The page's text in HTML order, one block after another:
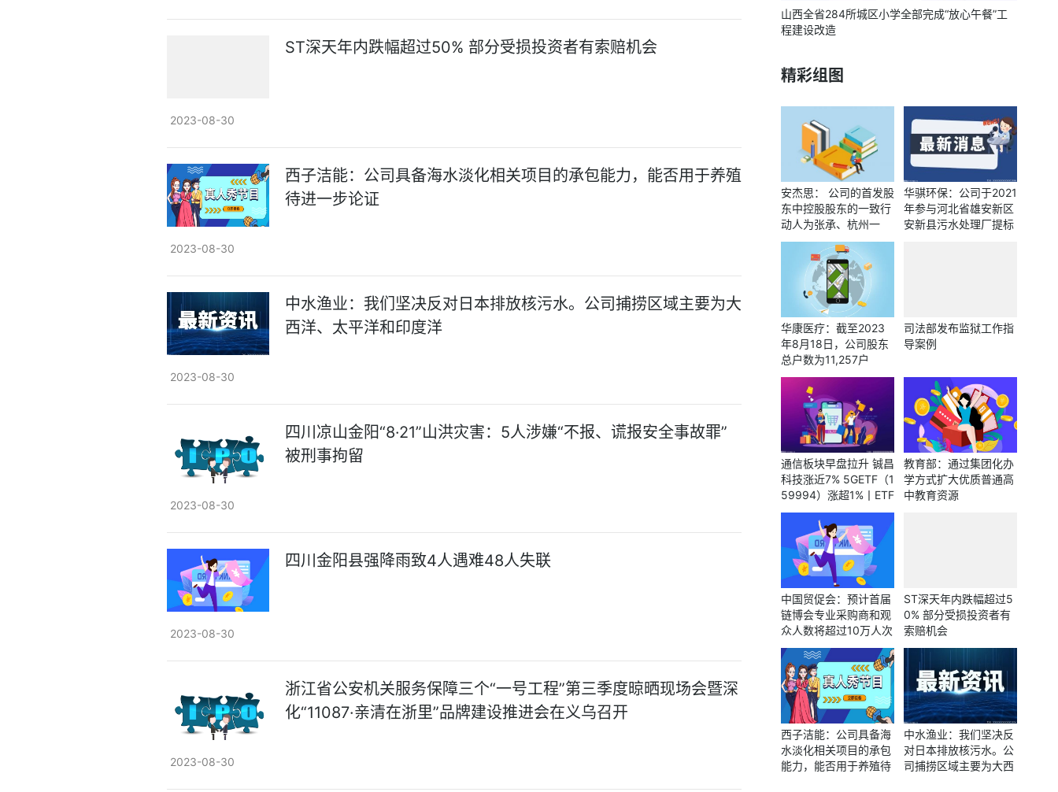
ST深天年内跌幅超过50% 部分受损投资者有索赔机会
2023-08-30
西子洁能：公司具备海水淡化相关项目的承包能力，能否用于养殖
待进一步论证
2023-08-30
中水渔业：我们坚决反对日本排放核污水。公司捕捞区域主要为大
西洋、太平洋和印度洋
2023-08-30
​四川凉山金阳“8·21”山洪灾害：5人涉嫌“不报、谎报安全事故罪”
被刑事拘留
2023-08-30
四川金阳县强降雨致4人遇难48人失联
2023-08-30
浙江省公安机关服务保障三个“一号工程”第三季度晾晒现场会暨深
化“11087·亲清在浙里”品牌建设推进会在义乌召开
2023-08-30
山西全省284所城区小学全部完成“放心午餐”工
程建设改造
精彩组图
安杰思： 公司的首发股
东中控股股东的一致行
动人为张承、杭州一
嘉、宁波鼎杰、宁波嘉
华骐环保：公司于2021
年参与河北省雄安新区
安新县污水处理厂提标
华康医疗：截至2023
年8月18日，公司股东
总户数为11,257户
司法部发布监狱工作指
导案例
通信板块早盘拉升 铖昌
科技涨近7% 5GETF（1
59994）涨超1%丨ETF
观察
教育部：通过集团化办
学方式扩大优质普通高
中教育资源
中国贸促会：预计首届
链博会专业采购商和观
众人数将超过10万人次
ST深天年内跌幅超过5
0% 部分受损投资者有
索赔机会
西子洁能：公司具备海
水淡化相关项目的承包
能力，能否用于养殖待
中水渔业：我们坚决反
对日本排放核污水。公
司捕捞区域主要为大西